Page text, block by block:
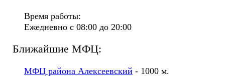
Время работы:
Ежедневно с 08:00 до 20:00
Ближайшие МФЦ:
МФЦ района Алексеевский - 1000 м.